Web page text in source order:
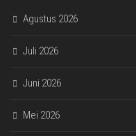
Agustus 2026
Juli 2026
Juni 2026
Mei 2026